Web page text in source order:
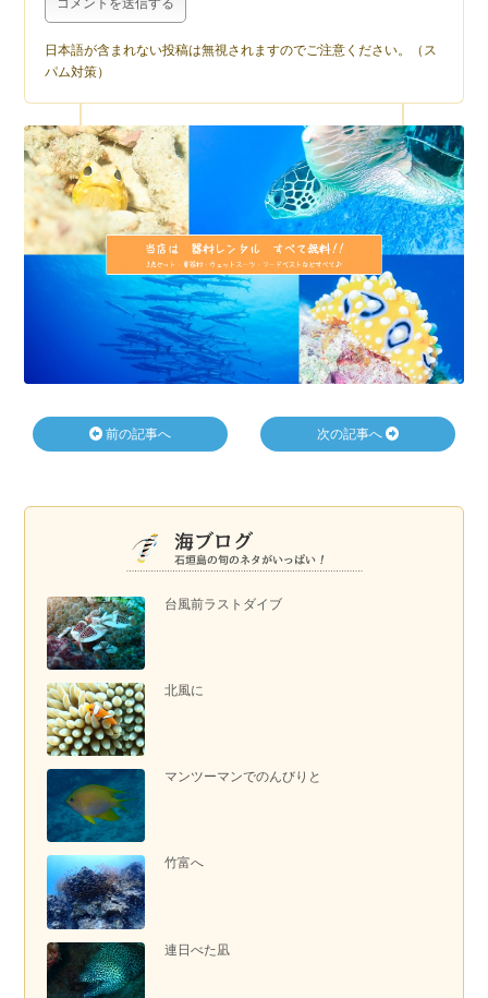
台風前ラストダイブ
北風に
マンツーマンでのんびりと
竹富へ
連日べた凪
日本語が含まれない投稿は無視されますのでご注意ください。（ス
パム対策）
前の記事へ 次の記事へ